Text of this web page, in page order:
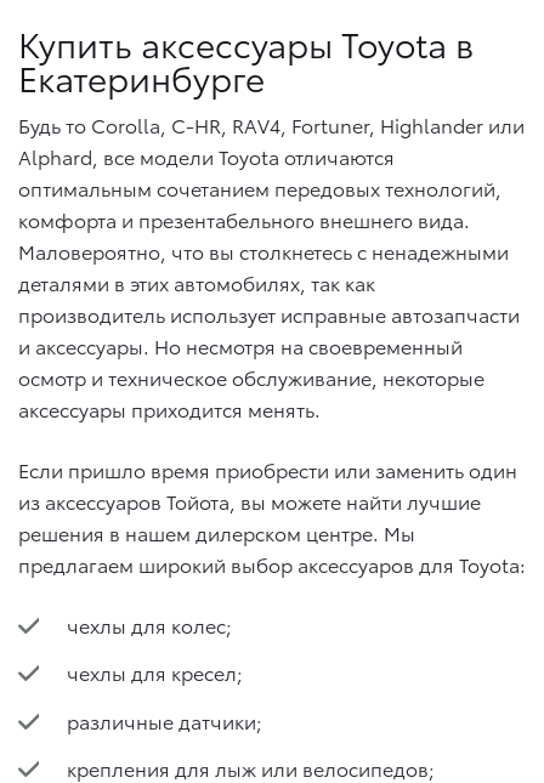
Купить аксессуары Toyota в
Екатеринбурге
Будь то Corolla, C-HR, RAV4, Fortuner, Highlander или
Alphard, все модели Toyota отличаются
оптимальным сочетанием передовых технологий,
комфорта и презентабельного внешнего вида.
Маловероятно, что вы столкнетесь с ненадежными
деталями в этих автомобилях, так как
производитель использует исправные автозапчасти
и аксессуары. Но несмотря на своевременный
осмотр и техническое обслуживание, некоторые
аксессуары приходится менять.
Если пришло время приобрести или заменить один
из аксессуаров Тойота, вы можете найти лучшие
решения в нашем дилерском центре. Мы
предлагаем широкий выбор аксессуаров для Toyota:
чехлы для колес;
чехлы для кресел;
различные датчики;
крепления для лыж или велосипедов;